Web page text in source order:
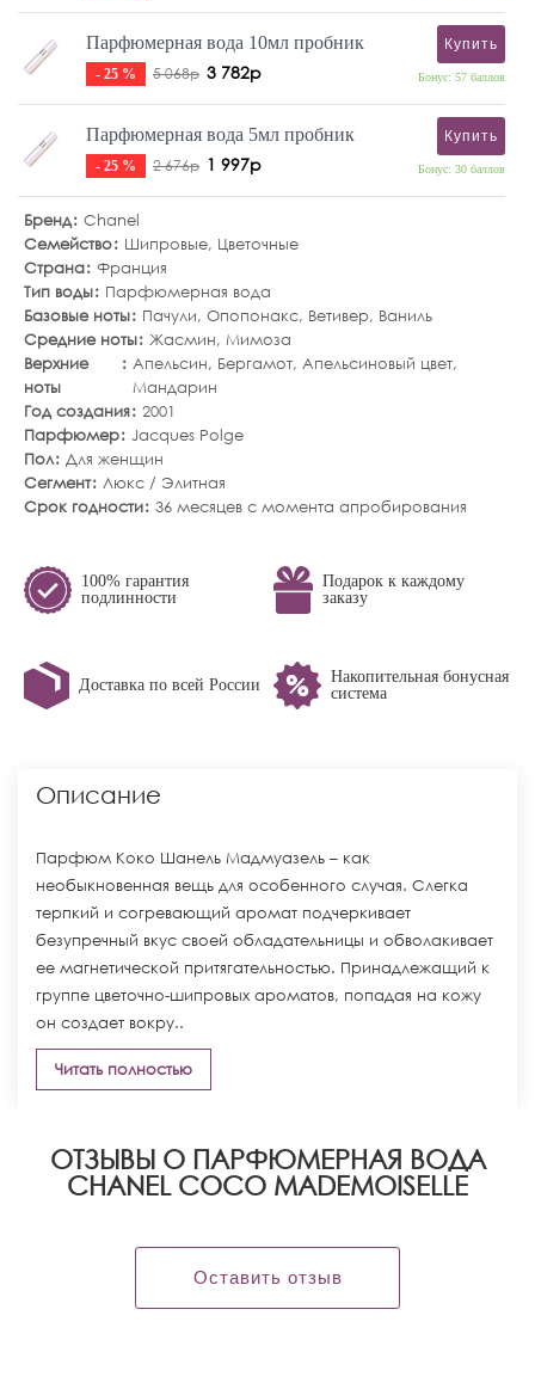
Парфюмерная вода 10мл пробник
- 25 % 5 068р 3 782р
Купить
Бонус: 57 баллов
Парфюмерная вода 5мл пробник
- 25 % 2 676р 1 997р
Купить
Бонус: 30 баллов
Бренд Chanel
Семейство
Шипровые, Цветочные
Страна Франция
Тип воды
Парфюмерная вода
Базовые ноты
Пачули, Опопонакс, Ветивер, Ваниль
Средние ноты Жасмин, Мимоза
Верхние
ноты
Апельсин, Бергамот,Апельсиновый цвет,
Мандарин
Год создания 2001
Парфюмер Jacques Polge
Пол Для женщин
Сегмент Люкс / Элитная
Срок годности 36 месяцев с момента апробирования
100% гарантия
подлинности
Подарок к каждому
заказу
Доставка по всей России
Накопительная бонусная
система
Описание
Парфюм Коко Шанель Мадмуазель – как
необыкновенная вещь для особенного случая. Слегка
терпкий и согревающий аромат подчеркивает
безупречный вкус своей обладательницы и обволакивает
ее магнетической притягательностью. Принадлежащий к
группе цветочно-шипровых ароматов, попадая на кожу
он создает вокру..
Читать полностью
ОТЗЫВЫ О ПАРФЮМЕРНАЯ ВОДА
CHANEL COCO MADEMOISELLE
Оставить отзыв